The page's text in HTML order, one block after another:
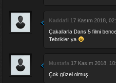
Kaddafi 17 Kasım 2018,
Çakallarla Dans 5 filmi
Tebrikler ya
Mustafa 17 Kasım 2018,
Çok güzel olmuş